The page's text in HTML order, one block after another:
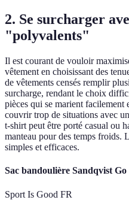
2. Se surcharger
"polyvalents"
Il est courant de vouloir
vêtement en choisissant des
de vêtements censés remplir
surcharge, rendant le choix
pièces qui se marient facilement
couvrir trop de situations avec
t-shirt peut être porté casual ou
manteau pour des temps froids.
simples et efficaces.
Sac bandoulière Sandqvist Go
Sport Is Good FR